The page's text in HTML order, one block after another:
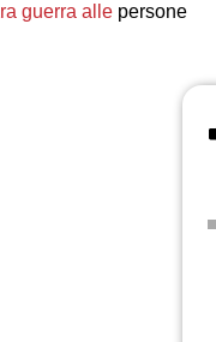
guerra alle persone